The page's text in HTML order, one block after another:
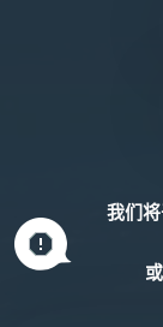
我们